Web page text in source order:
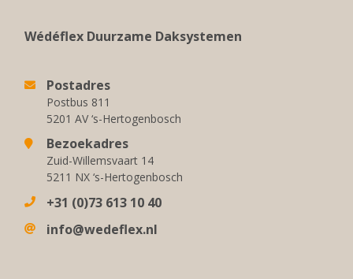
Wédéflex Duurzame Daksystemen
Postadres
Postbus 811
5201 AV ‘s-Hertogenbosch
Bezoekadres
Zuid-Willemsvaart 14
5211 NX ‘s-Hertogenbosch
+31 (0)73 613 10 40
info@wedeflex.nl